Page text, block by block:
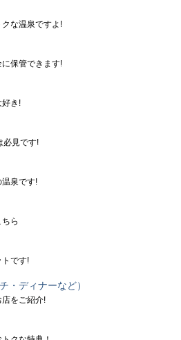
な温泉ですよ!
保管できます!
好き!
必見です!
泉です!
ら
です!
・ディナーなど）
をご紹介!